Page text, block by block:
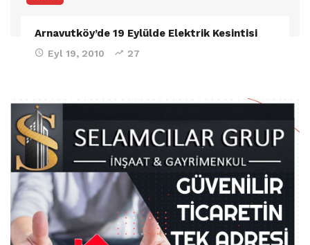
Arnavutköy’de 19 Eylülde Elektrik Kesintisi
Eyl 19, 2010 27